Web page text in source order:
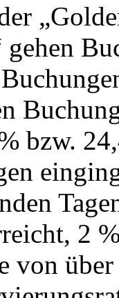
gehen
bzw.
2
von